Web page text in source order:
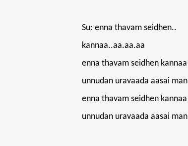
Su: enna thavam seidhen..
kannaa..aa.aa.aa
enna thavam seidhen kannaa
unnudan uravaada aasai
enna thavam seidhen kannaa
unnudan uravaada aasai